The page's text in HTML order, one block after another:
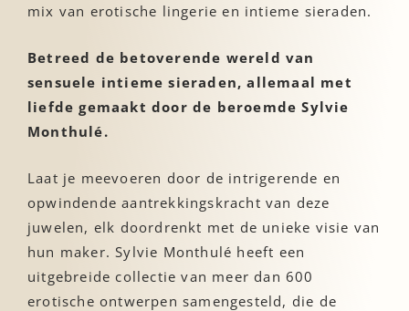
mix van erotische lingerie en intieme sieraden.
Betreed de betoverende wereld van
sensuele intieme sieraden, allemaal met
liefde gemaakt door de beroemde Sylvie
Monthulé.
Laat je meevoeren door de intrigerende en
opwindende aantrekkingskracht van deze
juwelen, elk doordrenkt met de unieke visie van
hun maker. Sylvie Monthulé heeft een
uitgebreide collectie van meer dan 600
erotische ontwerpen samengesteld, die de